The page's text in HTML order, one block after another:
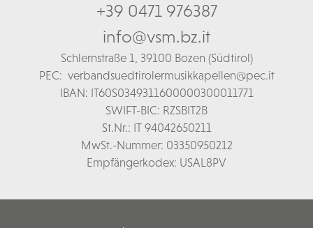
+39 0471 976387
info@vsm.bz.it
Schlernstraße 1, 39100 Bozen (Südtirol)
PEC: verbandsuedtirolermusikkapellen@pec.it
IBAN: IT60S0349311600000300011771
SWIFT-BIC: RZSBIT2B
St.Nr.: IT 94042650211
MwSt.-Nummer: 03350950212
Empfängerkodex: USAL8PV